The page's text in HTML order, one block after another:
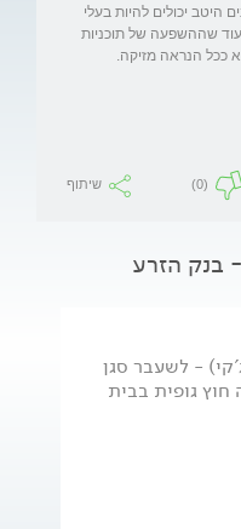
היטב יכולים להיות בעלי
שההשפעה של תוכניות
ככל הנראה מזיקה.
(0) שיתוף
בנק הזרע
- לשעבר סגן
גופית בבית